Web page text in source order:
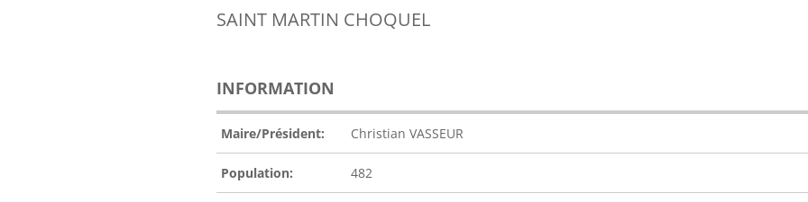
SAINT MARTIN CHOQUEL
INFORMATION
Maire/Président: Christian VASSEUR
Population: 482